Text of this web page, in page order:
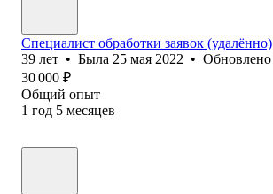
Специалист обработки заявок (удалённо)
39 лет • Была 25 мая 2022 • Обновлено
30 000 ₽
Общий опыт
1 год 5 месяцев